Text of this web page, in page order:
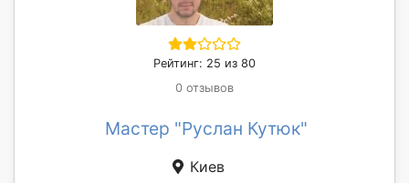
Рейтинг: 25 из 80
0 отзывов
Мастер "Руслан Кутюк"
Киев